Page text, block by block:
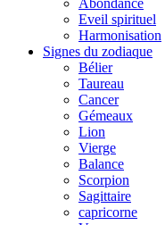
Abondance
Eveil spirituel
Harmonisation
Signes du zodiaque
Bélier
Taureau
Cancer
Gémeaux
Lion
Vierge
Balance
Scorpion
Sagittaire
capricorne